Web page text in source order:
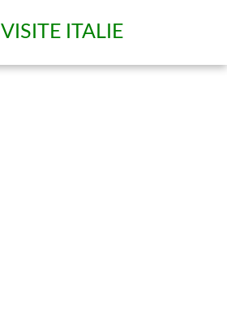
VISITE ITALIE